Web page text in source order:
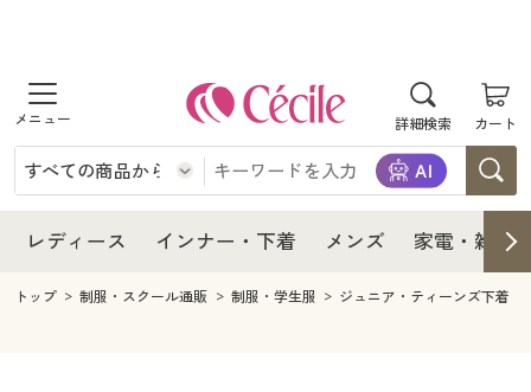
詳細検索 カート
商品を探す
レディース
レディースファッション
インナー・下着
インナー・下着通販すべて
メンズ
レディース インナー・下着 メンズ 家電・雑貨
レディース
レディース通販すべて
レディースファッション
インナー・下着
インナー・下着通販すべて
メンズ
トップ 制服・スクール通販 制服・学生服 ジュニア・ティーンズ下着